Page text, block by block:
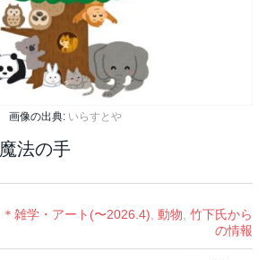
画像の出典: いらすとや
法の手
＊雑学・アート(〜2026.4), 動物, 竹下氏から
の情報